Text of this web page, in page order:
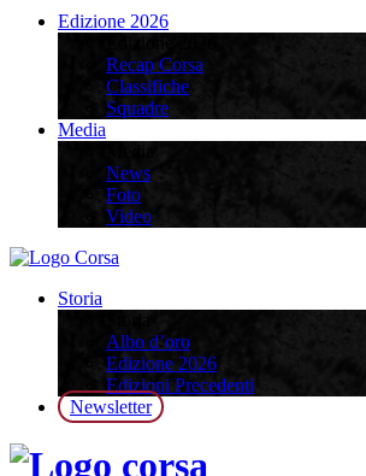
Edizione 2026
Recap Corsa
Classifiche
Squadre
Media
News
Foto
Video
Storia
Albo d’oro
Edizione 2026
Edizioni Precedenti
Newsletter